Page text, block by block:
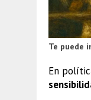
Te puede
En